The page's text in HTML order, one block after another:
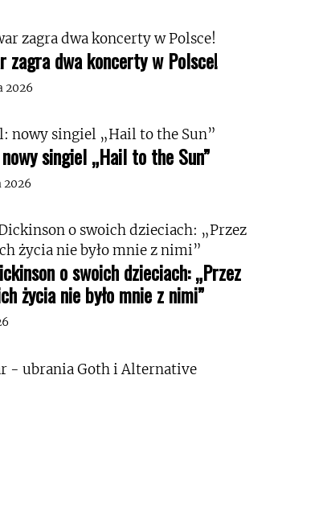
zagra dwa koncerty w Polsce!
2026
singiel „Hail to the Sun”
2026
o swoich dzieciach: „Przez
życia nie było mnie z nimi”